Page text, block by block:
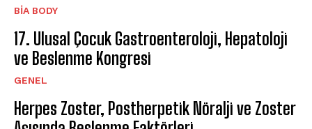
BIA BODY
17. Ulusal Çocuk Gastroenteroloji, Hepatoloji
ve Beslenme Kongresi
GENEL
Herpes Zoster, Postherpetik Nöralji ve Zoster